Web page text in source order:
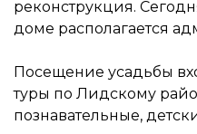
реконструкция.
доме располагается
Посещение усадьбы
туры по Лидскому
познавательные,